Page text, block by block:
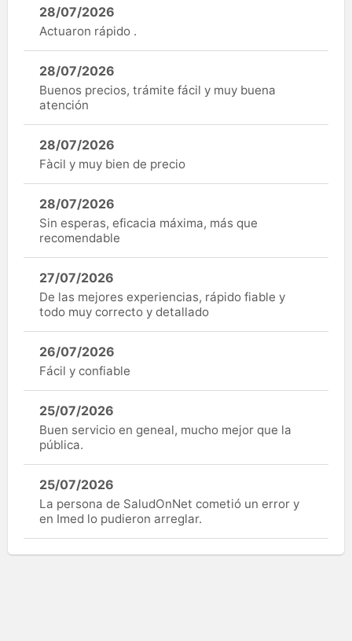
28/07/2026
Actuaron rápido .
28/07/2026
Buenos precios, trámite fácil y muy buena
atención
28/07/2026
Fàcil y muy bien de precio
28/07/2026
Sin esperas, eficacia máxima, más que
recomendable
27/07/2026
De las mejores experiencias, rápido fiable y
todo muy correcto y detallado
26/07/2026
Fácil y confiable
25/07/2026
Buen servicio en geneal, mucho mejor que la
pública.
25/07/2026
La persona de SaludOnNet cometió un error y
en Imed lo pudieron arreglar.